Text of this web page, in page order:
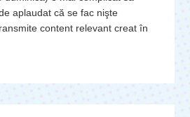
aplaudat că se fac nişte
content relevant creat în